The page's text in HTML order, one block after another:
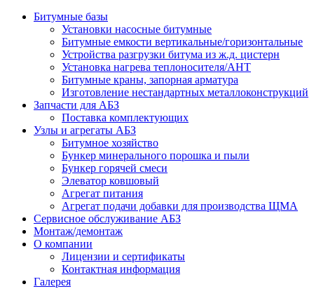
Битумные базы
Установки насосные битумные
Битумные емкости вертикальные/горизонтальные
Устройства разгрузки битума из ж.д. цистерн
Установка нагрева теплоносителя/АНТ
Битумные краны, запорная арматура
Изготовление нестандартных металлоконструкций
Запчасти для АБЗ
Поставка комплектующих
Узлы и агрегаты АБЗ
Битумное хозяйство
Бункер минерального порошка и пыли
Бункер горячей смеси
Элеватор ковшовый
Агрегат питания
Агрегат подачи добавки для производства ЩМА
Сервисное обслуживание АБЗ
Монтаж/демонтаж
О компании
Лицензии и сертификаты
Контактная информация
Галерея